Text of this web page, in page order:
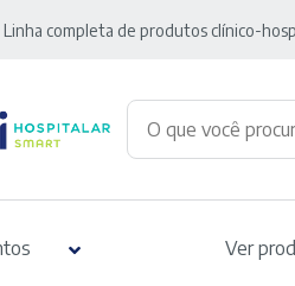
Linha completa de produtos clínico-
Ver